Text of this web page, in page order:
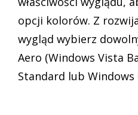
opcji kolorów. Z
wygląd wybierz
Aero (Windows Vista
Standard lub Windows